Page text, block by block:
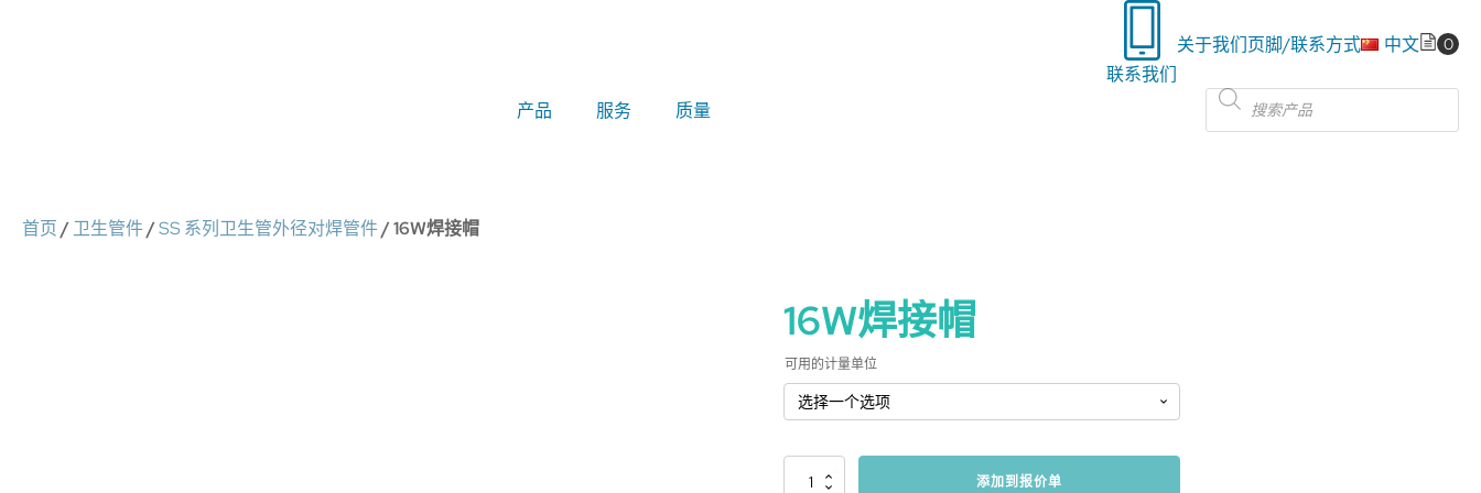
联系我们
关于我们页脚/联系方式 中文
产品 服务 质量
Products
首页/ 卫生管件/SS 系列卫生管外径对焊管件/ 16W焊接帽
16W焊接帽
可用的计量单位
添加到报价单